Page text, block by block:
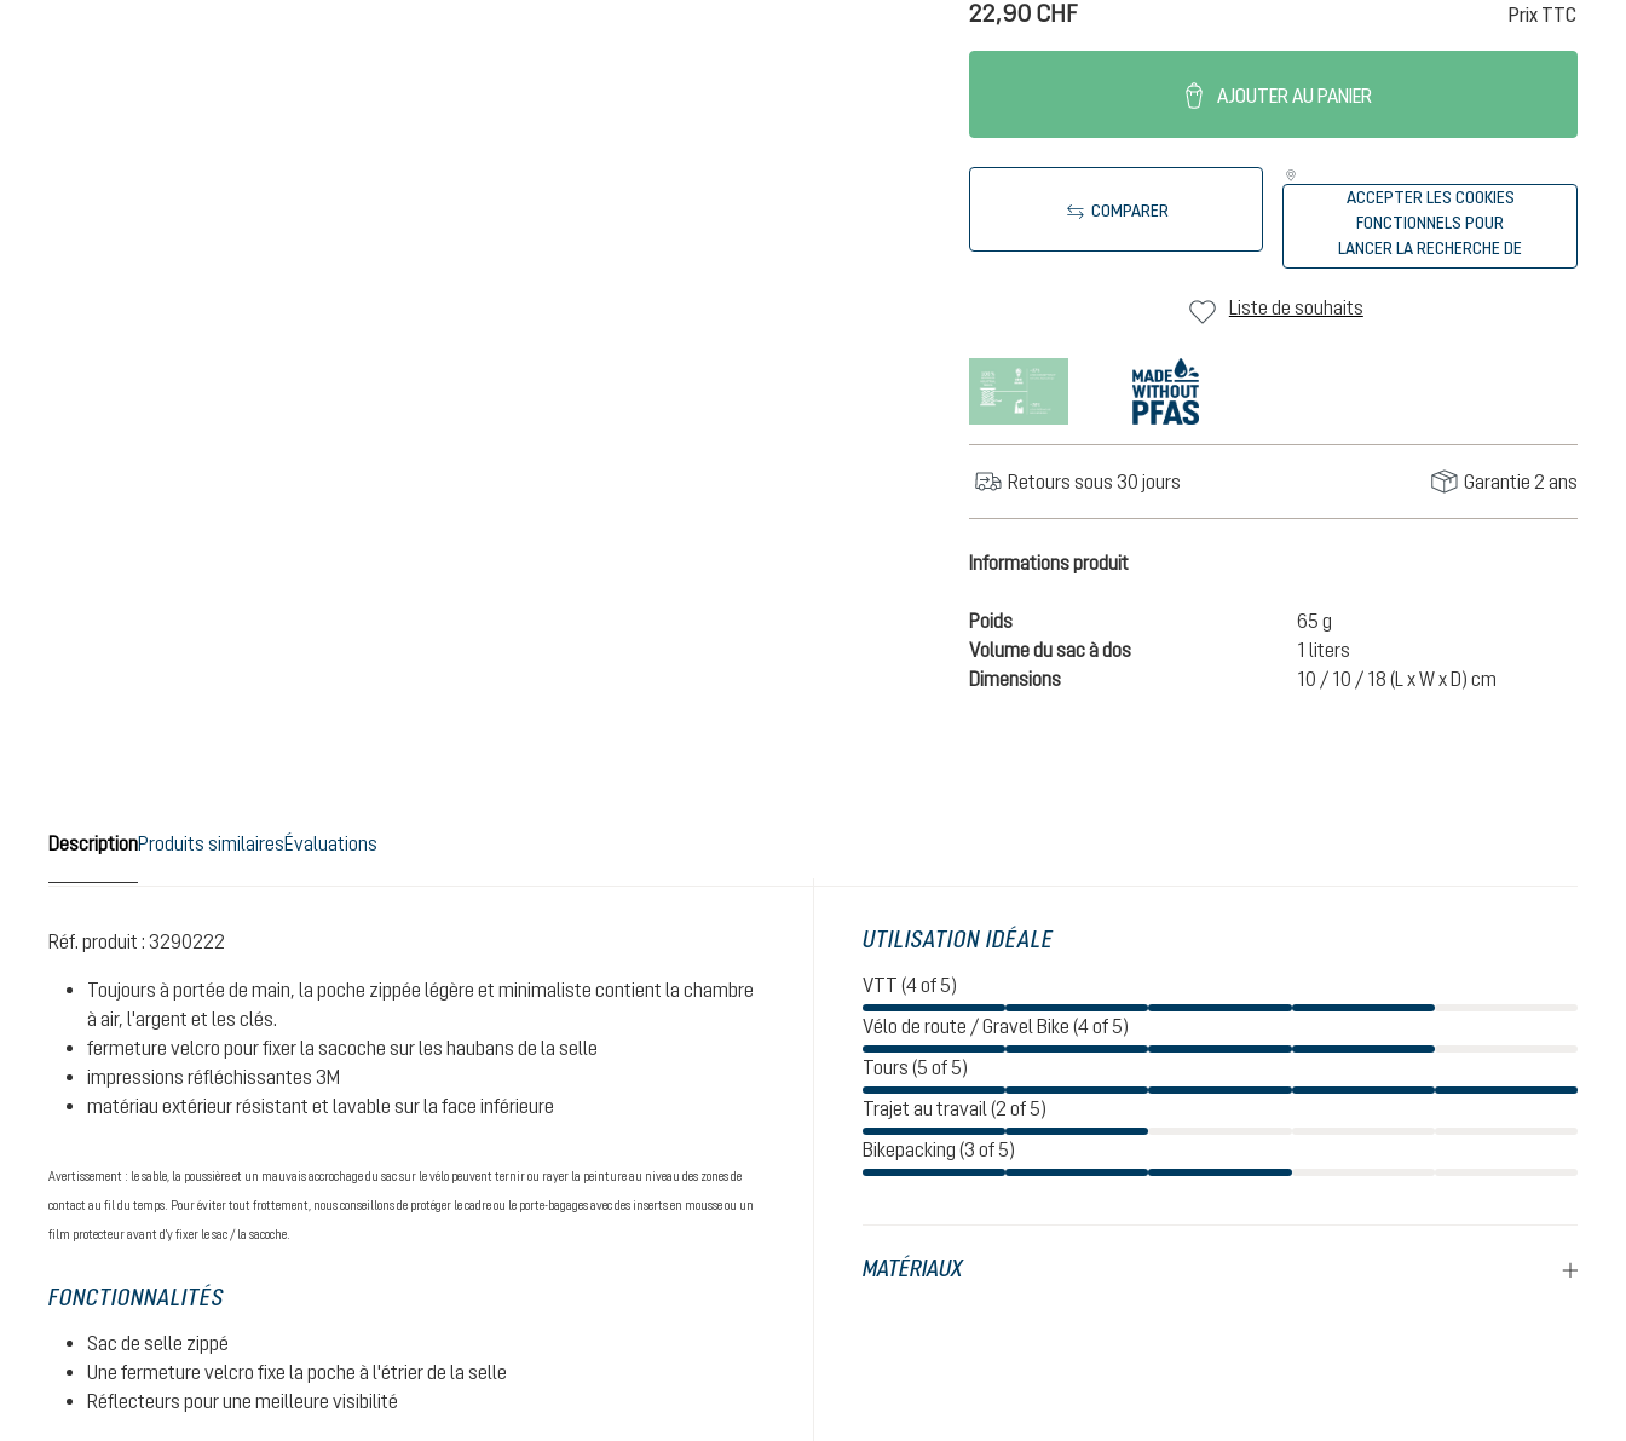
22,90 CHF Prix TTC
AJOUTER AU PANIER
COMPARER
ACCEPTER LES COOKIES
FONCTIONNELS POUR
LANCER LA RECHERCHE DE
REVENDEURS
Liste de souhaits
Retours sous 30 jours Garantie 2 ans
Informations produit
Poids
65 g
Volume du sac à dos
1 liters
Dimensions
10 / 10 / 18 (L x W x D) cm
DescriptionProduits similairesÉvaluations
Réf. produit : 3290222
Toujours à portée de main, la poche zippée légère et minimaliste contient la chambre
à air, l'argent et les clés.
fermeture velcro pour fixer la sacoche sur les haubans de la selle
impressions réfléchissantes 3M
matériau extérieur résistant et lavable sur la face inférieure
Avertissement : le sable, la poussière et un mauvais accrochage du sac sur le vélo peuvent ternir ou rayer la peinture au niveau des zones de
contact au fil du temps. Pour éviter tout frottement, nous conseillons de protéger le cadre ou le porte-bagages avec des inserts en mousse ou un
film protecteur avant d'y fixer le sac / la sacoche.
FONCTIONNALITÉS
Sac de selle zippé
Une fermeture velcro fixe la poche à l'étrier de la selle
Réflecteurs pour une meilleure visibilité
UTILISATION IDÉALE
VTT (4 of 5)
Vélo de route / Gravel Bike (4 of 5)
Tours (5 of 5)
Trajet au travail (2 of 5)
Bikepacking (3 of 5)
MATÉRIAUX